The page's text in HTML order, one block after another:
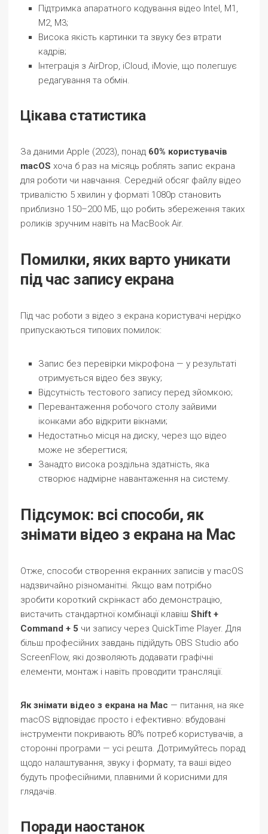
Підтримка апаратного кодування відео Intel, M1,
M2, M3;
Висока якість картинки та звуку без втрати
кадрів;
Інтеграція з AirDrop, iCloud, iMovie, що полегшує
редагування та обмін.
Цікава статистика
За даними Apple (2023), понад 60% користувачів
macOS хоча б раз на місяць роблять запис екрана
для роботи чи навчання. Середній обсяг файлу відео
тривалістю 5 хвилин у форматі 1080p становить
приблизно 150–200 МБ, що робить збереження таких
роликів зручним навіть на MacBook Air.
Помилки, яких варто уникати
під час запису екрана
Під час роботи з відео з екрана користувачі нерідко
припускаються типових помилок:
Запис без перевірки мікрофона — у результаті
отримується відео без звуку;
Відсутність тестового запису перед зйомкою;
Перевантаження робочого столу зайвими
іконками або відкрити вікнами;
Недостатньо місця на диску, через що відео
може не зберегтися;
Занадто висока роздільна здатність, яка
створює надмірне навантаження на систему.
Підсумок: всі способи, як
знімати відео з екрана на Mac
Отже, способи створення екранних записів у macOS
надзвичайно різноманітні. Якщо вам потрібно
зробити короткий скрінкаст або демонстрацію,
вистачить стандартної комбінації клавіш Shift +
Command + 5 чи запису через QuickTime Player. Для
більш професійних завдань підійдуть OBS Studio або
ScreenFlow, які дозволяють додавати графічні
елементи, монтаж і навіть проводити трансляції.
Як знімати відео з екрана на Mac — питання, на яке
macOS відповідає просто і ефективно: вбудовані
інструменти покривають 80% потреб користувачів, а
сторонні програми — усі решта. Дотримуйтесь порад
щодо налаштування, звуку і формату, та ваші відео
будуть професійними, плавними й корисними для
глядачів.
Поради наостанок